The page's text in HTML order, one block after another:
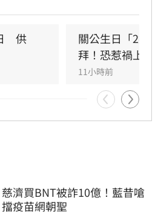
，有望獲意外之財。專家強
只要虔誠備妥供品祭祀，皆
來事業順遂與財源廣進的
良機，為下半年佈局求
　供
關公生日「2類
拜！恐惹禍上身
11小時前
慈濟買BNT被詐10億！藍昔嗆
擋疫苗網朝聖